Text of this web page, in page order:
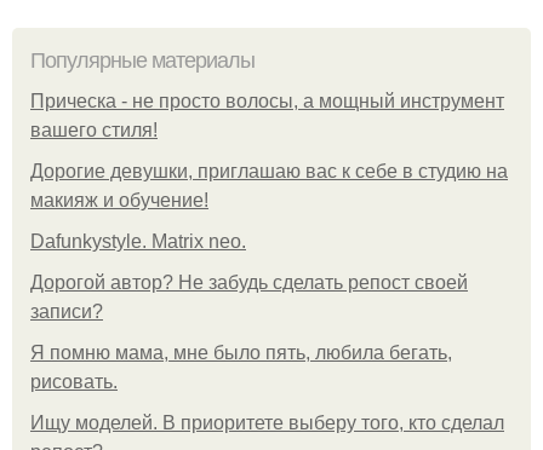
Популярные материалы
Прическа - не просто волосы, а мощный инструмент
вашего стиля!
Дорогие девушки, приглашаю вас к себе в студию на
макияж и обучение!
Dafunkystyle. Matrix neo.
Дорогой автор? Не забудь сделать репост своей
записи?
Я помню мама, мне было пять, любила бегать,
рисовать.
Ищу моделей. В приоритете выберу того, кто сделал